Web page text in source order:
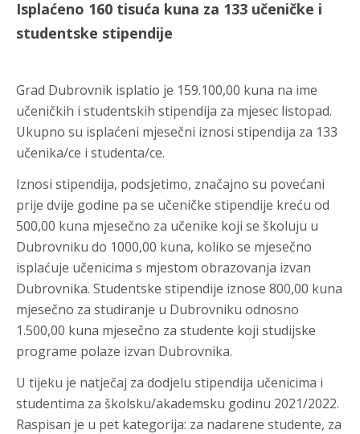
Isplaćeno 160 tisuća kuna za 133 učeničke i
studentske stipendije
Grad Dubrovnik isplatio je 159.100,00 kuna na ime
učeničkih i studentskih stipendija za mjesec listopad.
Ukupno su isplaćeni mjesečni iznosi stipendija za 133
učenika/ce i studenta/ce.
Iznosi stipendija, podsjetimo, značajno su povećani
prije dvije godine pa se učeničke stipendije kreću od
500,00 kuna mjesečno za učenike koji se školuju u
Dubrovniku do 1000,00 kuna, koliko se mjesečno
isplaćuje učenicima s mjestom obrazovanja izvan
Dubrovnika. Studentske stipendije iznose 800,00 kuna
mjesečno za studiranje u Dubrovniku odnosno
1.500,00 kuna mjesečno za studente koji studijske
programe polaze izvan Dubrovnika.
U tijeku je natječaj za dodjelu stipendija učenicima i
studentima za školsku/akademsku godinu 2021/2022.
Raspisan je u pet kategorija: za nadarene studente, za